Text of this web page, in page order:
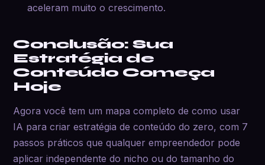
aceleram muito o crescimento.
Conclusão: Sua
Estratégia de
Conteúdo Começa
Hoje
Agora você tem um mapa completo de como usar
IA para criar estratégia de conteúdo do zero, com 7
passos práticos que qualquer empreendedor pode
aplicar independente do nicho ou do tamanho do